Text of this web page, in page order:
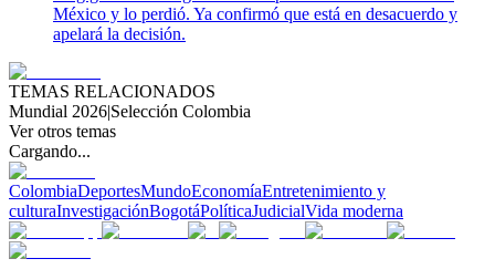
México y lo perdió. Ya confirmó que está en desacuerdo y
apelará la decisión.
TEMAS RELACIONADOS
Mundial 2026|Selección Colombia
Ver otros temas
Cargando...
ColombiaDeportesMundoEconomíaEntretenimiento y
culturaInvestigaciónBogotáPolíticaJudicialVida moderna